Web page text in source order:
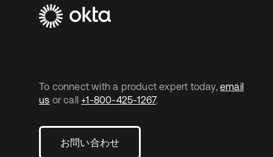
To connect with a product expert today, email
us or call +1-800-425-1267.
お問い合わせ